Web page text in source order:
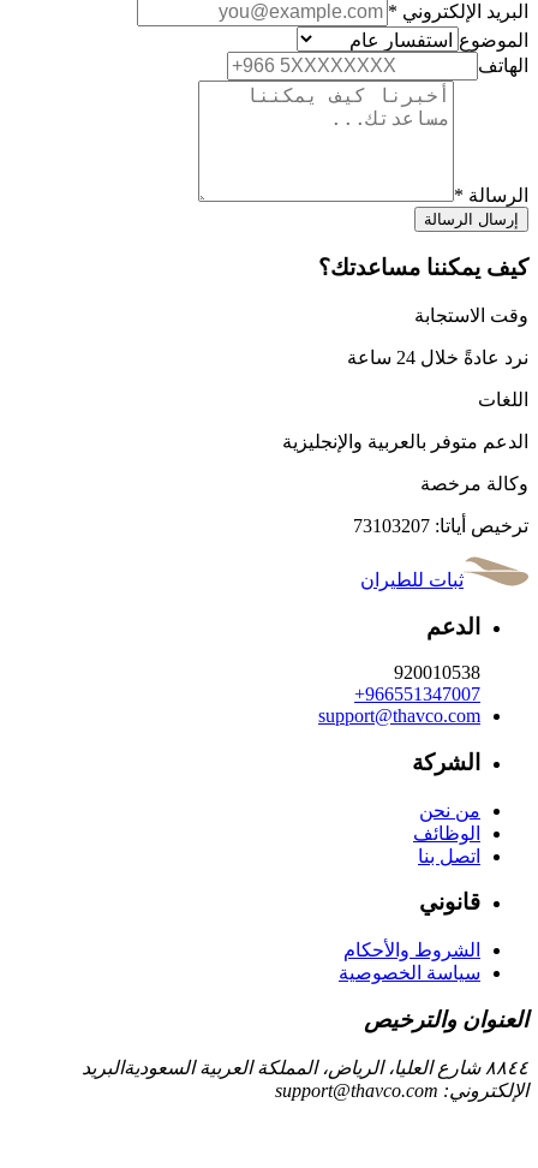
البريد الإلكتروني *
الموضوع
الهاتف
الرسالة *
إرسال الرسالة
كيف يمكننا مساعدتك؟
وقت الاستجابة
نرد عادةً خلال 24 ساعة
اللغات
الدعم متوفر بالعربية والإنجليزية
وكالة مرخصة
ترخيص أياتا: 73103207
ثبات للطيران
الدعم
920010538
+966551347007
support@thavco.com
الشركة
من نحن
الوظائف
اتصل بنا
قانوني
الشروط والأحكام
سياسة الخصوصية
العنوان والترخيص
٨٨٤٤ شارع العليا، الرياض، المملكة العربية السعودية
البريد
الإلكتروني: support@thavco.com